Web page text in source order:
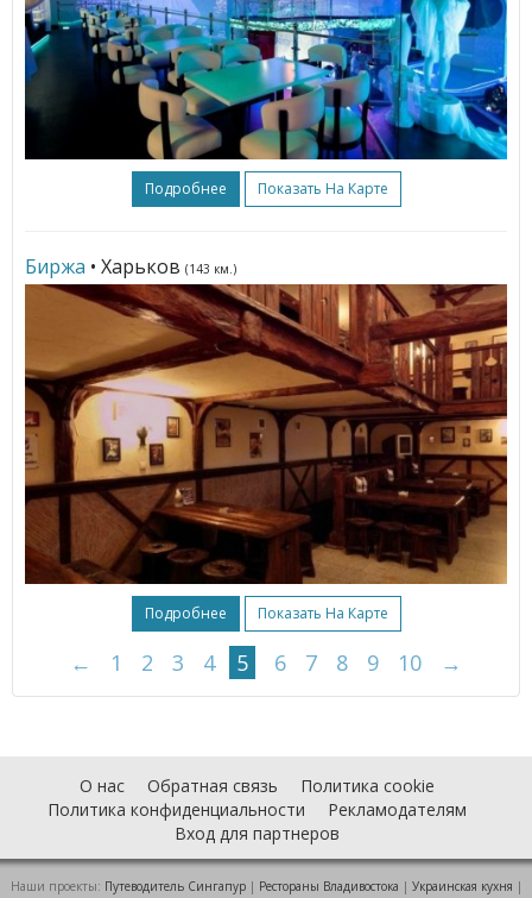
Подробнее Показать На Карте
Биржа • Харьков (143 км.)
Подробнее Показать На Карте
← 1 2 3 4 5 6 7 8 9 10 →
О нас Обратная связь
Политика cookie
Политика конфиденциальности
Рекламодателям
Вход для партнеров
Наши проекты: Путеводитель Сингапур| Рестораны Владивостока | Украинская кухня |